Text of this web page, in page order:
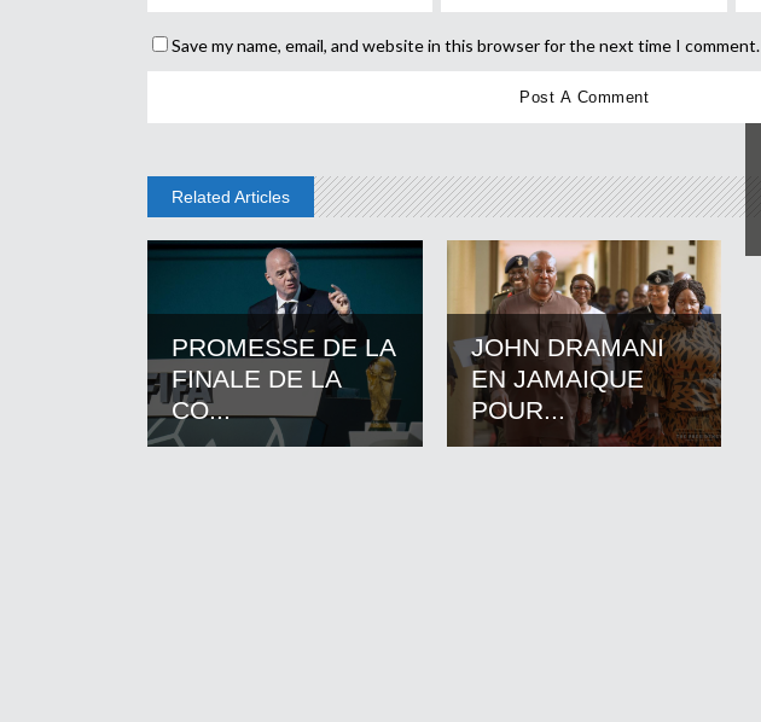
Save my name, email, and website in this browser for the next time I comment.
Related Articles
PROMESSE DE LA
FINALE DE LA
CO...
JOHN DRAMANI
EN JAMAIQUE
POUR...